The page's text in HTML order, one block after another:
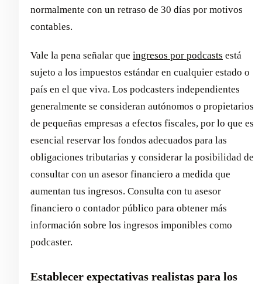
normalmente con un retraso de 30 días por motivos
contables.
Vale la pena señalar que ingresos por podcasts está
sujeto a los impuestos estándar en cualquier estado o
país en el que viva. Los podcasters independientes
generalmente se consideran autónomos o propietarios
de pequeñas empresas a efectos fiscales, por lo que es
esencial reservar los fondos adecuados para las
obligaciones tributarias y considerar la posibilidad de
consultar con un asesor financiero a medida que
aumentan tus ingresos. Consulta con tu asesor
financiero o contador público para obtener más
información sobre los ingresos imponibles como
podcaster.
Establecer expectativas realistas para los